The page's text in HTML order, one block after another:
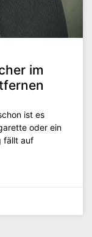
im
ist es
oder ein
fällt auf